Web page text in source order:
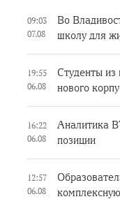
09:03
07.08
Во
школу для
19:55
06.08
Студенты из
нового
16:22
06.08
Аналитика
позиции
12:57
06.08